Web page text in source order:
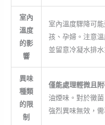
室內
溫度
的影
響
室內溫度驟降可
孩、孕婦。注意
並留意冷凝水排水
異味
種類
的限
制
僅能處理輕微且
油煙味。對於黴
強烈異味無效，